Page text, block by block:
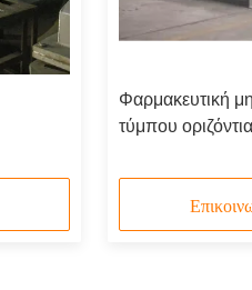
Φαρμακευτική
τύμπου